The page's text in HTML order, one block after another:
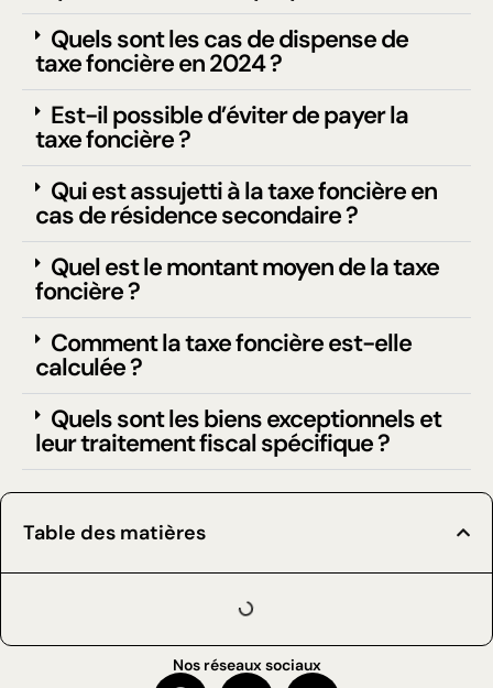
Quels sont les cas de dispense de
taxe foncière en 2024 ?
Est-il possible d’éviter de payer la
taxe foncière ?
Qui est assujetti à la taxe foncière en
cas de résidence secondaire ?
Quel est le montant moyen de la taxe
foncière ?
Comment la taxe foncière est-elle
calculée ?
Quels sont les biens exceptionnels et
leur traitement fiscal spécifique ?
Table des matières
Nos réseaux sociaux